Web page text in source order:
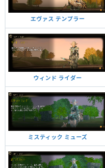
エヴァス テンプラー
ウィンド ライダー
ミスティック ミューズ